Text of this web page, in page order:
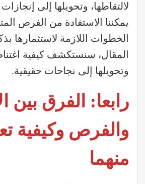
لالتقاطها، وتحويلها إلى
يمكننا الاستفادة من الفرص
الخطوات اللازمة لاستثمارها
المقال، سنستكشف كيفية
وتحويلها إلى نجاحات حقيقية.
رابعا: الفرق بين
والفرص وكيفية
منهما